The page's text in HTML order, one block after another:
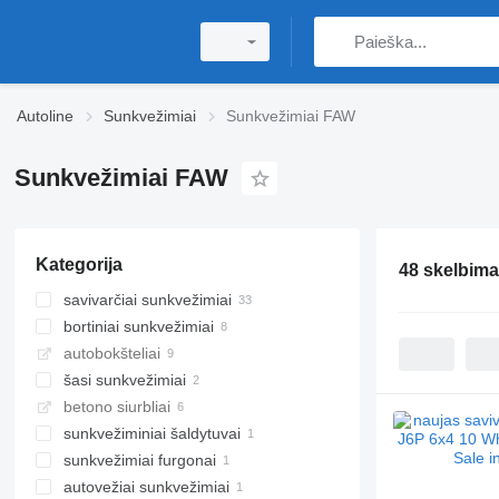
Autoline Sunkvežimiai Sunkvežimiai FAW
Sunkvežimiai FAW
Kategorija
savivarčiai sunkvežimiai
bortiniai sunkvežimiai
autobokšteliai
šasi sunkvežimiai
betono siurbliai
sunkvežiminiai šaldytuvai
sunkvežimiai furgonai
autovežiai sunkvežimiai
48